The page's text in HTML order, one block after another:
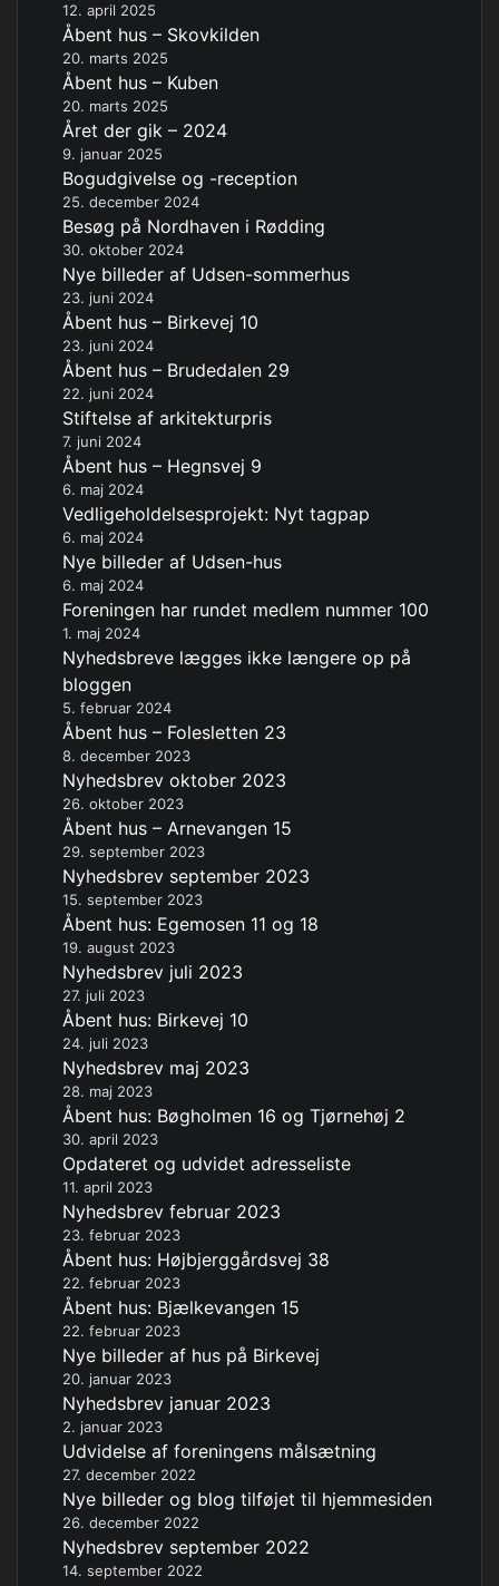
12. april 2025
Åbent hus – Skovkilden
20. marts 2025
Åbent hus – Kuben
20. marts 2025
Året der gik – 2024
9. januar 2025
Bogudgivelse og -reception
25. december 2024
Besøg på Nordhaven i Rødding
30. oktober 2024
Nye billeder af Udsen-sommerhus
23. juni 2024
Åbent hus – Birkevej 10
23. juni 2024
Åbent hus – Brudedalen 29
22. juni 2024
Stiftelse af arkitekturpris
7. juni 2024
Åbent hus – Hegnsvej 9
6. maj 2024
Vedligeholdelsesprojekt: Nyt tagpap
6. maj 2024
Nye billeder af Udsen-hus
6. maj 2024
Foreningen har rundet medlem nummer 100
1. maj 2024
Nyhedsbreve lægges ikke længere op på
bloggen
5. februar 2024
Åbent hus – Folesletten 23
8. december 2023
Nyhedsbrev oktober 2023
26. oktober 2023
Åbent hus – Arnevangen 15
29. september 2023
Nyhedsbrev september 2023
15. september 2023
Åbent hus: Egemosen 11 og 18
19. august 2023
Nyhedsbrev juli 2023
27. juli 2023
Åbent hus: Birkevej 10
24. juli 2023
Nyhedsbrev maj 2023
28. maj 2023
Åbent hus: Bøgholmen 16 og Tjørnehøj 2
30. april 2023
Opdateret og udvidet adresseliste
11. april 2023
Nyhedsbrev februar 2023
23. februar 2023
Åbent hus: Højbjerggårdsvej 38
22. februar 2023
Åbent hus: Bjælkevangen 15
22. februar 2023
Nye billeder af hus på Birkevej
20. januar 2023
Nyhedsbrev januar 2023
2. januar 2023
Udvidelse af foreningens målsætning
27. december 2022
Nye billeder og blog tilføjet til hjemmesiden
26. december 2022
Nyhedsbrev september 2022
14. september 2022